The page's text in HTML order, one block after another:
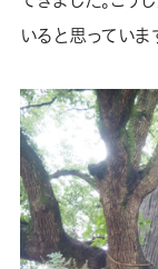
いると思っていま